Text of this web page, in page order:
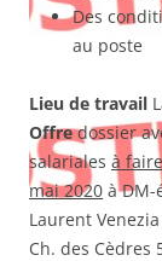
Des
au poste
Lieu de travail
Offredossier
salariales à
mai 2020 à DM-
Laurent Venezia
Ch. des Cèdres